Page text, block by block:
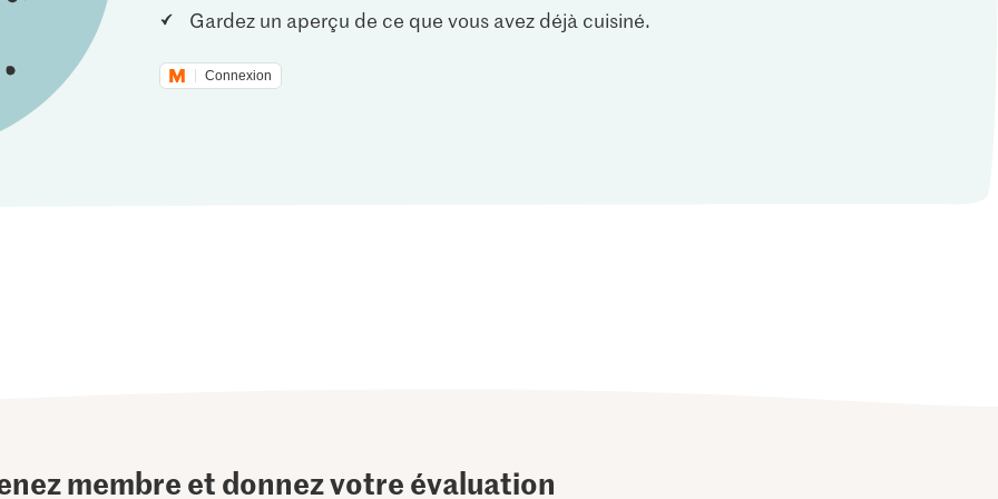
Gardez un aperçu de ce que vous avez déjà cuisiné.
Connexion
membre et donnez votre évaluation